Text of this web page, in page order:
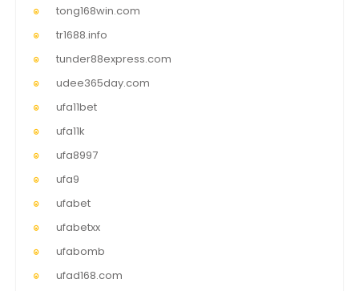
tong168win.com
tr1688.info
tunder88express.com
udee365day.com
ufa11bet
ufa11k
ufa8997
ufa9
ufabet
ufabetxx
ufabomb
ufad168.com